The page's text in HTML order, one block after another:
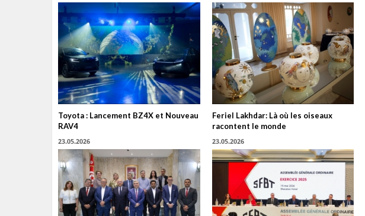
Toyota : Lancement BZ4X et Nouveau
RAV4
Feriel Lakhdar: Là où les oiseaux
racontent le monde
23.05.2026 23.05.2026